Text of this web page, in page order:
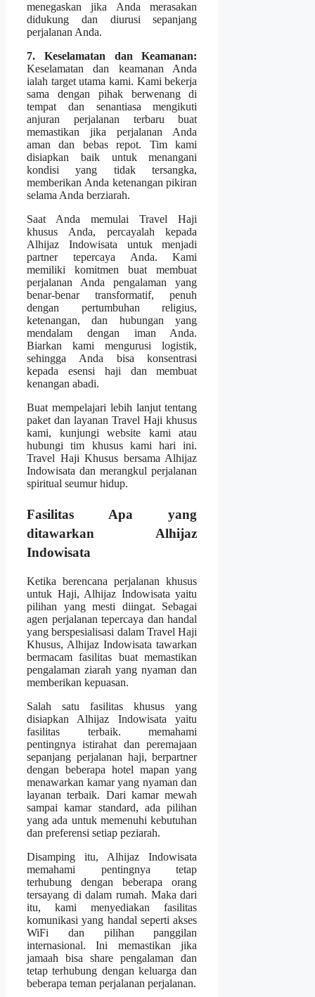
menegaskan jika Anda merasakan
didukung dan diurusi sepanjang
perjalanan Anda.
7. Keselamatan dan Keamanan:
Keselamatan dan keamanan Anda
ialah target utama kami. Kami bekerja
sama dengan pihak berwenang di
tempat dan senantiasa mengikuti
anjuran perjalanan terbaru buat
memastikan jika perjalanan Anda
aman dan bebas repot. Tim kami
disiapkan baik untuk menangani
kondisi yang tidak tersangka,
memberikan Anda ketenangan pikiran
selama Anda berziarah.
Saat Anda memulai Travel Haji
khusus Anda, percayalah kepada
Alhijaz Indowisata untuk menjadi
partner tepercaya Anda. Kami
memiliki komitmen buat membuat
perjalanan Anda pengalaman yang
benar-benar transformatif, penuh
dengan pertumbuhan religius,
ketenangan, dan hubungan yang
mendalam dengan iman Anda.
Biarkan kami mengurusi logistik,
sehingga Anda bisa konsentrasi
kepada esensi haji dan membuat
kenangan abadi.
Buat mempelajari lebih lanjut tentang
paket dan layanan Travel Haji khusus
kami, kunjungi website kami atau
hubungi tim khusus kami hari ini.
Travel Haji Khusus bersama Alhijaz
Indowisata dan merangkul perjalanan
spiritual seumur hidup.
Fasilitas Apa yang
ditawarkan Alhijaz
Indowisata
Ketika berencana perjalanan khusus
untuk Haji, Alhijaz Indowisata yaitu
pilihan yang mesti diingat. Sebagai
agen perjalanan tepercaya dan handal
yang berspesialisasi dalam Travel Haji
Khusus, Alhijaz Indowisata tawarkan
bermacam fasilitas buat memastikan
pengalaman ziarah yang nyaman dan
memberikan kepuasan.
Salah satu fasilitas khusus yang
disiapkan Alhijaz Indowisata yaitu
fasilitas terbaik. memahami
pentingnya istirahat dan peremajaan
sepanjang perjalanan haji, berpartner
dengan beberapa hotel mapan yang
menawarkan kamar yang nyaman dan
layanan terbaik. Dari kamar mewah
sampai kamar standard, ada pilihan
yang ada untuk memenuhi kebutuhan
dan preferensi setiap peziarah.
Disamping itu, Alhijaz Indowisata
memahami pentingnya tetap
terhubung dengan beberapa orang
tersayang di dalam rumah. Maka dari
itu, kami menyediakan fasilitas
komunikasi yang handal seperti akses
WiFi dan pilihan panggilan
internasional. Ini memastikan jika
jamaah bisa share pengalaman dan
tetap terhubung dengan keluarga dan
beberapa teman perjalanan perjalanan.